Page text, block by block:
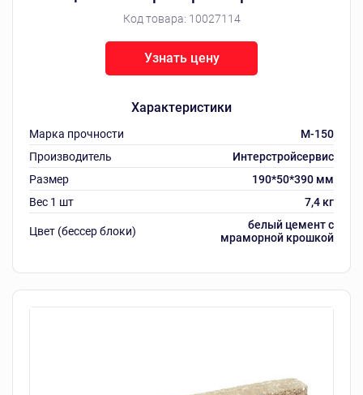
Код товара: 10027114
Характеристики
Марка прочности
M-150
Производитель
Интерстройсервис
Размер
190*50*390 мм
Вес 1 шт
7,4 кг
Цвет (бессер блоки)
белый цемент с
мраморной крошкой
Узнать цену